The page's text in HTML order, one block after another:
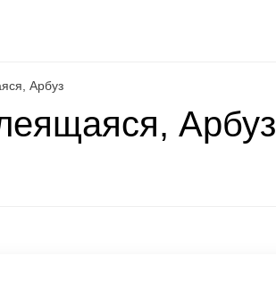
Арбуз
Арбуз